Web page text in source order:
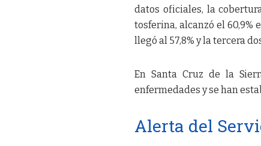
datos oficiales, la
tosferina, alcanzó el 60,9%
llegó al 57,8% y la tercera
En Santa Cruz de la
enfermedades y se han
Alerta del